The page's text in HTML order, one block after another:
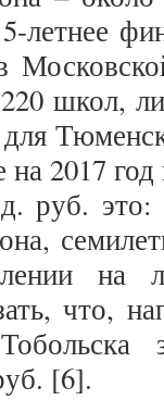
220 школ,
2017
руб. это:
на
что,
[6].